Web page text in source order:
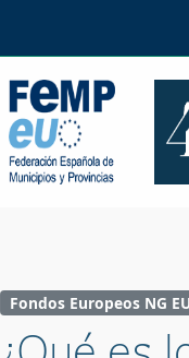
Fondos Europeos NG